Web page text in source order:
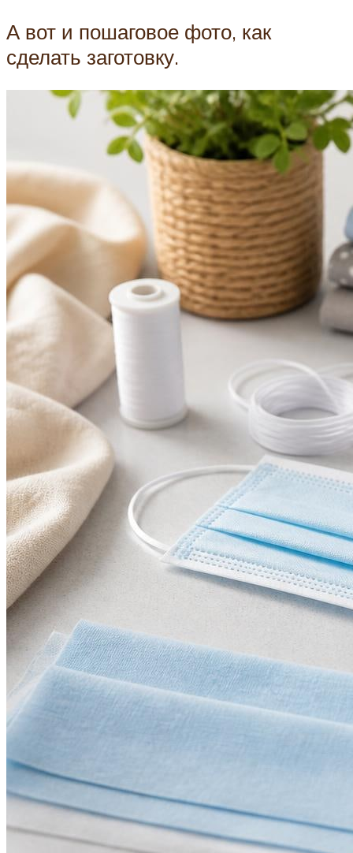
А вот и пошаговое фото, как
сделать заготовку.